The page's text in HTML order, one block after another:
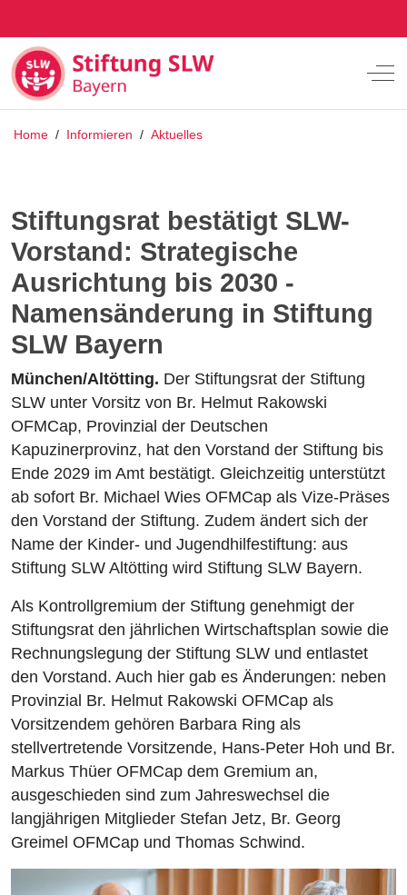
Home / Informieren / Aktuelles
Stiftungsrat bestätigt SLW-
Vorstand: Strategische
Ausrichtung bis 2030 -
Namensänderung in Stiftung
SLW Bayern
München/Altötting. Der Stiftungsrat der Stiftung
SLW unter Vorsitz von Br. Helmut Rakowski
OFMCap, Provinzial der Deutschen
Kapuzinerprovinz, hat den Vorstand der Stiftung bis
Ende 2029 im Amt bestätigt. Gleichzeitig unterstützt
ab sofort Br. Michael Wies OFMCap als Vize-Präses
den Vorstand der Stiftung. Zudem ändert sich der
Name der Kinder- und Jugendhilfestiftung: aus
Stiftung SLW Altötting wird Stiftung SLW Bayern.
Als Kontrollgremium der Stiftung genehmigt der
Stiftungsrat den jährlichen Wirtschaftsplan sowie die
Rechnungslegung der Stiftung SLW und entlastet
den Vorstand. Auch hier gab es Änderungen: neben
Provinzial Br. Helmut Rakowski OFMCap als
Vorsitzendem gehören Barbara Ring als
stellvertretende Vorsitzende, Hans-Peter Hoh und Br.
Markus Thüer OFMCap dem Gremium an,
ausgeschieden sind zum Jahreswechsel die
langjährigen Mitglieder Stefan Jetz, Br. Georg
Greimel OFMCap und Thomas Schwind.